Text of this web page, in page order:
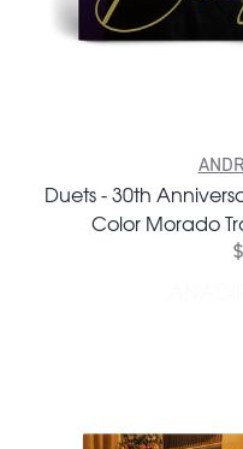
Duets - 30th
Color Morado